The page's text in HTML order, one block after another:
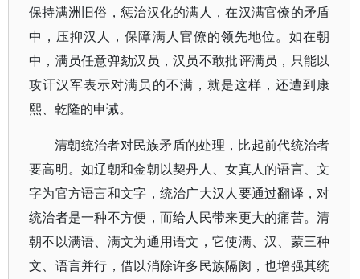
保持满洲旧俗，惩治汉化的满人，在汉满官僚的矛盾
中，压抑汉人，保障满人官僚的领先地位。如在朝
中，满员任意弹劾汉员，汉员不敢批评满员，只能以
攻讦汉军表示对满员的不满，就是这样，还遭到康
熙、乾隆的申诫。
清朝统治者对民族矛盾的处理，比起前代统治者
要高明。如辽朝和金朝以契丹人、女真人的语言、文
字为官方语言和文字，统治广大汉人要通过翻译，对
统治者是一种不方便，而给人民带来更大的痛苦。清
朝不以满语、满文为通用语文，它使满、汉、蒙三种
文、语言并行，借以消除许多民族隔阂，也增强其统